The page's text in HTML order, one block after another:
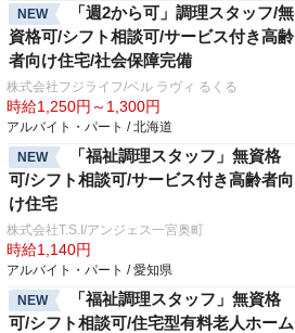
NEW
「週2から可」調理スタッフ/無
資格可/シフト相談可/サービス付き高齢
者向け住宅/社会保障完備
株式会社フジライフ/ベル ラヴィ るくる
時給1,250円～1,300円
アルバイト・パート / 北海道
NEW
「福祉調理スタッフ」無資格
可/シフト相談可/サービス付き高齢者向
け住宅
株式会社T.S.I/アンジェス一宮奥町
時給1,140円
アルバイト・パート / 愛知県
NEW
「福祉調理スタッフ」無資格
可/シフト相談可/住宅型有料老人ホーム